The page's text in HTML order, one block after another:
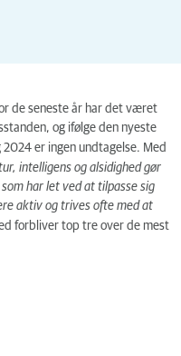
de seneste år har det været
og ifølge den nyeste
er ingen undtagelse. Med
intelligens og alsidighed gør
har let ved at tilpasse sig
aktiv og trives ofte med at
forbliver top tre over de mest